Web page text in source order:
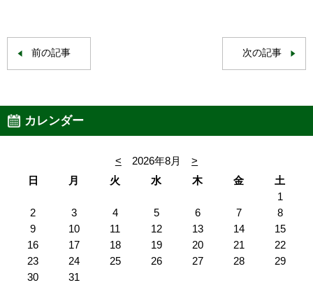
前の記事 次の記事
カレンダー
< 2026年8月
>
日
月 火 水 木 金
土
1
2
3 4 5 6 7
8
9
10 11 12 13 14
15
16
17 18 19 20 21
22
23
24 25 26 27 28
29
30
31